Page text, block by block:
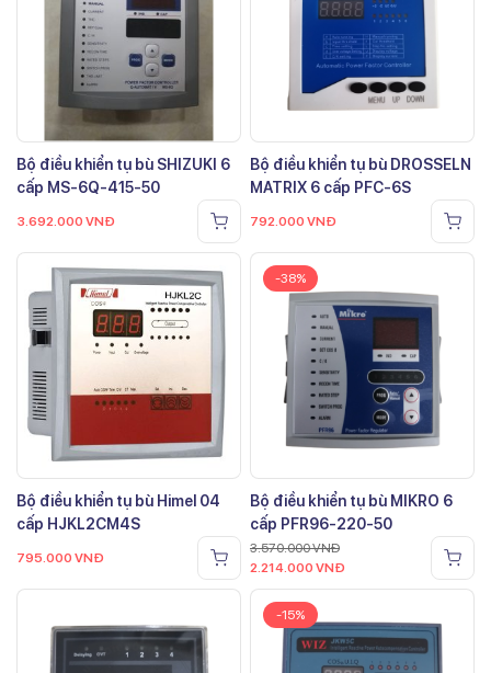
Bộ điều khiển tụ bù SHIZUKI 6
cấp MS-6Q-415-50
3.692.000 VNĐ
Bộ điều khiển tụ bù DROSSELN
MATRIX 6 cấp PFC-6S
792.000 VNĐ
Bộ điều khiển tụ bù Himel 04
cấp HJKL2CM4S
795.000 VNĐ
-38%
Bộ điều khiển tụ bù MIKRO 6
cấp PFR96-220-50
3.570.000VNĐ
2.214.000 VNĐ
-15%